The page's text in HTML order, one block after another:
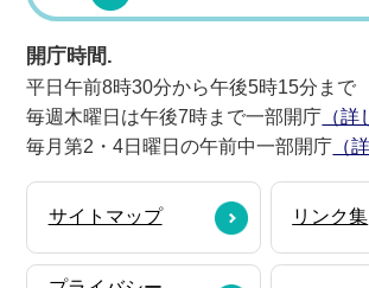
開庁時間.
平日午前8時30分から午後5時15分まで
毎週木曜日は午後7時まで一部開庁 （
毎月第2・4日曜日の午前中一部開庁 （
サイトマップ リンク集